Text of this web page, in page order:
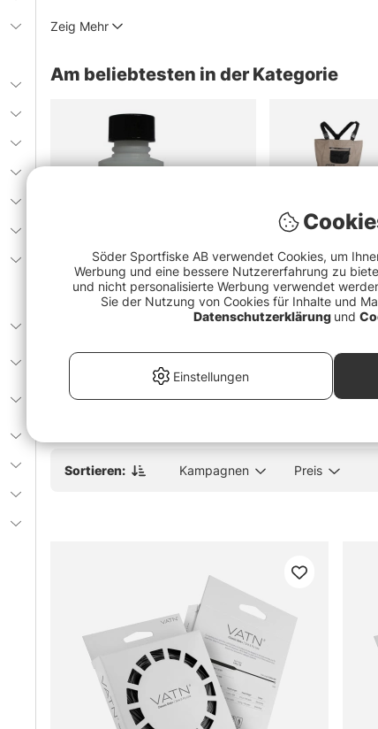
Im Fokus stehen Produkte bekannter Marken, die sich
sauberem Lauf braucht oder beim Fliegenbinden nach
» Zurück zur Angelmethoden-Übersicht
Was ist Fliegenfischen?
Was ist beim Einstieg ins Fliegenfischen wichtig?
Was ist der Vorteil von Wathosen beim
Zeig Mehr
Am beliebtesten in der Kategorie
Loon WB Head Cement
€9.90
Pool 12 Njord &
€173.12
Sortieren: Kampagnen Preis
Söder Sportfiske AB verwendet Cookies, um
Werbung und eine bessere Nutzererfahrung zu
und nicht personalisierte Werbung verwendet
Sie der Nutzung von Cookies für Inhalte und
Datenschutzerklärung und
Einstellungen